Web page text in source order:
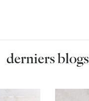
derniers blogs